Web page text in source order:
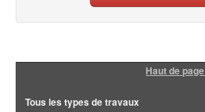
Haut de page
Tous les types de travaux